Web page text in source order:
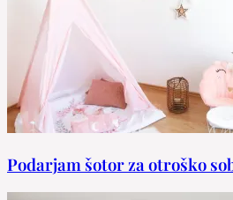
Podarjam šotor za otroško